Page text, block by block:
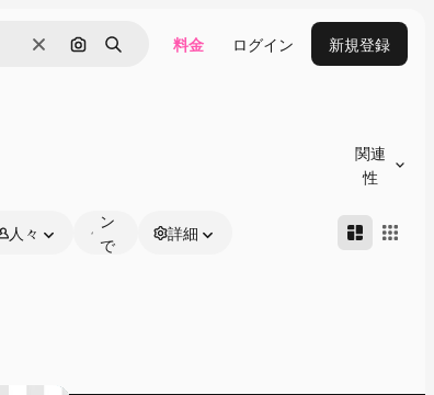
消去 画像で検索
検索 料金 ログイン 新規登録
関連
性
人々
ン
で
詳細